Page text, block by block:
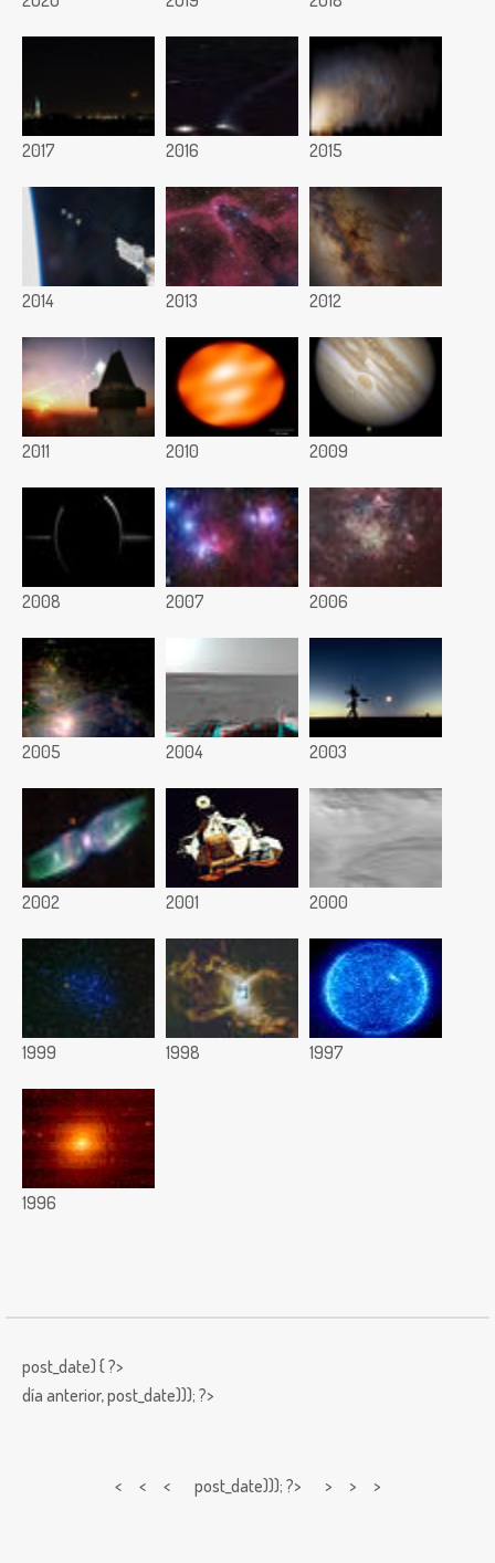
2017 2016 2015
2014 2013 2012
2011 2010 2009
2008 2007 2006
2005 2004 2003
2002 2001 2000
1999 1998 1997
1996
post_date) { ?>
día anterior,post_date))); ?>
< < < post_date))); ?> > > >